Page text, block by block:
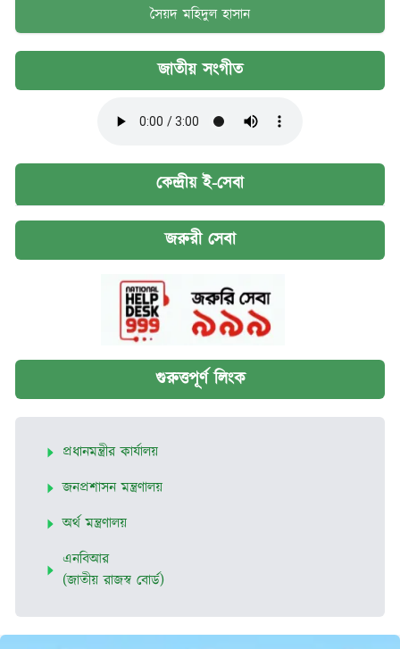
সৈয়দ মহিদুল হাসান
জাতীয় সংগীত
কেন্দ্রীয় ই-সেবা
জরুরী সেবা
গুরুত্তপূর্ণ লিংক
প্রধানমন্ত্রীর কার্যালয়
জনপ্রশাসন মন্ত্রণালয়
অর্থ মন্ত্রণালয়
এনবিআর
(জাতীয় রাজস্ব বোর্ড)